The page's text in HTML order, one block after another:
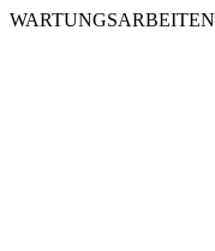
WARTUNGSARBEITEN